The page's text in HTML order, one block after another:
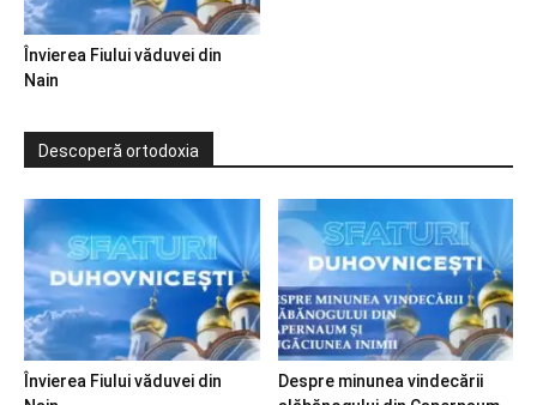
Învierea Fiului văduvei din
Nain
Descoperă ortodoxia
Învierea Fiului văduvei din
Despre minunea vindecării